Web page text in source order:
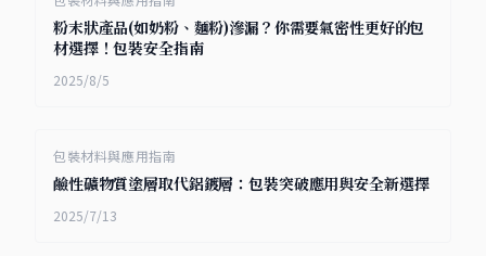
粉末狀產品(如奶粉、麵粉)滲漏？你需要氣密性更好的包
材選擇！包裝安全指南
2025/8/5
包裝材料與應用指南
鹼性礦物質塗層取代鋁鍍層：包裝突破應用與安全新選擇
2025/7/13